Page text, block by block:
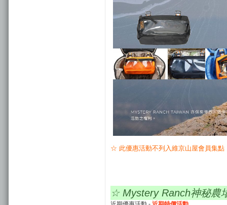
☆ 此優惠活動不列入維京山屋會員集點
☆ Mystery Ranch神秘農